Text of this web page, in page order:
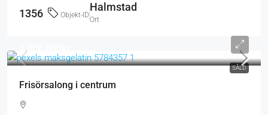
1356 Objekt-ID
Halmstad
Ort
SÅLD
1 000 000kr
Frisörsalong i centrum